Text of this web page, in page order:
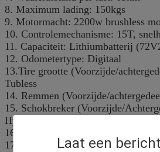
Laat een
8. Maximum lading: 150kgs
9. Motormacht: 2200w brushless
10. Controlemechanisme: 15T,
11. Capaciteit: Lithiumbatterij
12. Odometertype: Digitaal
13.Tire grootte (Voorzijde/
Tubless
14. Remmen (Voorzijde/
15. Schokbreker (Voorzijde/
Hydraulisch/Hydraulisch
16.Container ladingshoeveelheid:
17. levertijd: 25 werkdagen